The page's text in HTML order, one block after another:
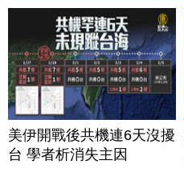
美伊開戰後共機連6天沒擾
台 學者析消失主因